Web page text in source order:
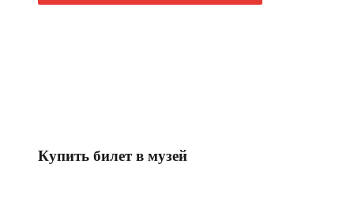
Купить билет в музей